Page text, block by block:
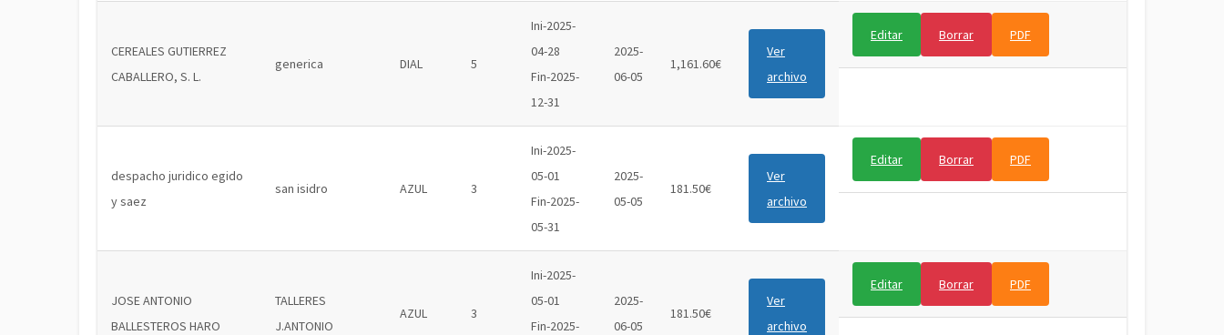
CEREALES GUTIERREZ
CABALLERO, S. L.
generica DIAL 5
Ini-2025-
04-28
Fin-2025-
12-31
2025-
06-05
1,161.60€
Ver
archivo
Editar Borrar PDF
despacho juridico egido
y saez
san isidro AZUL 3
Ini-2025-
05-01
Fin-2025-
05-31
2025-
05-05
181.50€
Ver
archivo
Editar Borrar PDF
JOSE ANTONIO
BALLESTEROS HARO
TALLERES
J.ANTONIO
AZUL 3
Ini-2025-
05-01
Fin-2025-
2025-
06-05
181.50€
Ver
archivo
Editar Borrar PDF